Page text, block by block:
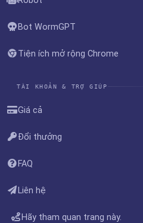
Bot WormGPT
Tiện ích mở rộng Chrome
TÀI KHOẢN & TRỢ GIÚP
Giá cả
Đổi thưởng
FAQ
Liên hệ
Hãy tham quan trang này.